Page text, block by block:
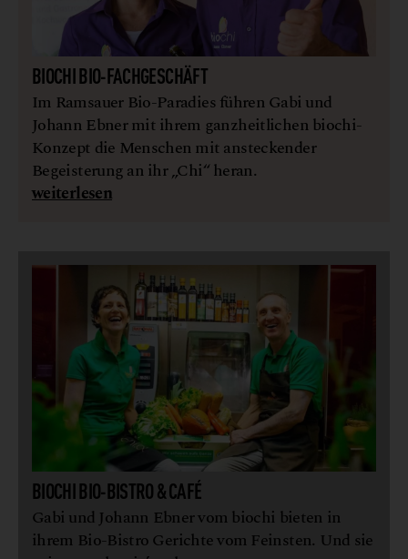
BIOCHI BIO-FACHGESCHÄFT
Im Ramsauer Bio-Paradies führen Gabi und
Johann Ebner mit ihrem ganzheitlichen biochi-
Konzept die Menschen mit ansteckender
Begeisterung an ihr „Chi“ heran.
weiterlesen
BIOCHI BIO-BISTRO & CAFÉ
Gabi und Johann Ebner vom biochi bieten in
ihrem Bio-Bistro Gerichte vom Feinsten. Und sie